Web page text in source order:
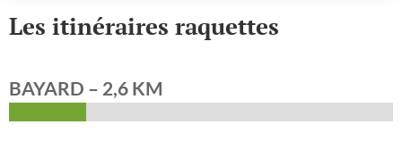
Les itinéraires raquettes
BAYARD – 2,6 KM